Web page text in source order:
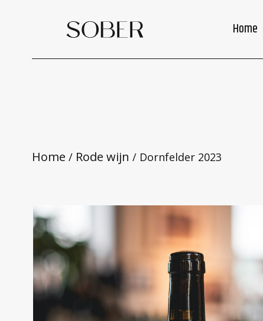
Home
Home / Rode wijn / Dornfelder 2023